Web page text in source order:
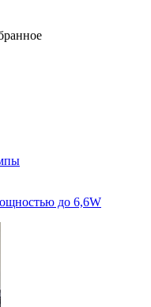
до 6,6W